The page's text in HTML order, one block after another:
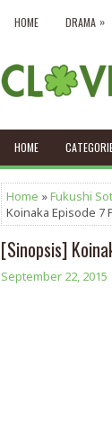
HOME DRAMA »
HOME
Home »Fukushi
Koinaka Episode 7
[Sinopsis]
September 22, 2015